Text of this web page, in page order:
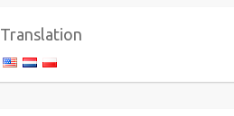
Translation